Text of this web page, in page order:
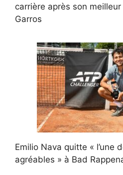
carrière après son
Garros
Emilio Nava quitte « l’une
agréables » à Bad